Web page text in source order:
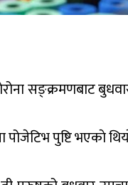
सङ्क्रमणबाट
पुष्टि भएकाे